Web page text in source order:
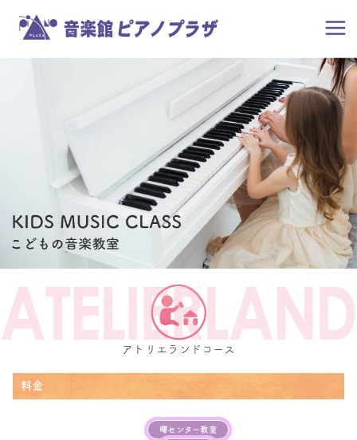
アトリエランドコース
料金
曙センター教室